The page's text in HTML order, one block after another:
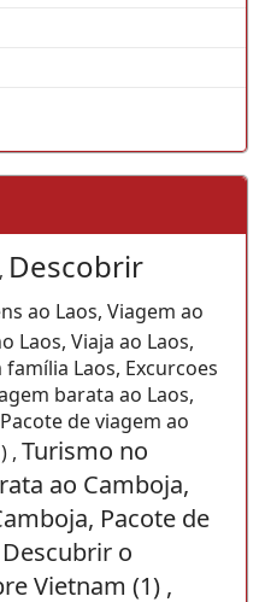
Descobrir
ao Laos, Viagem ao
Laos, Viaja ao Laos,
Laos, Excurcoes
barata ao Laos,
de viagem ao
, Turismo no
ao Camboja,
Pacote de
o
Vietnam (1) ,